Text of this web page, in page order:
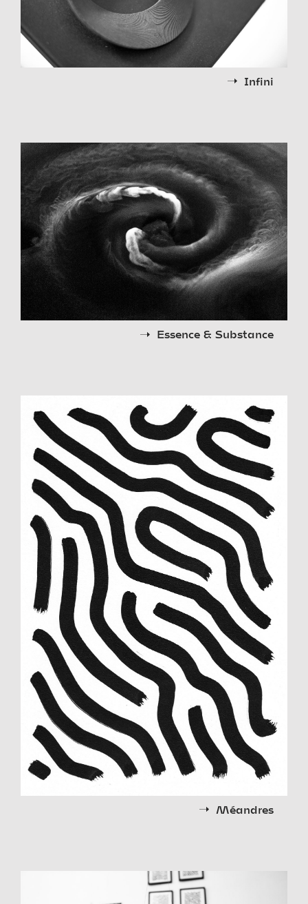
Infini
Essence & Substance
Méandres